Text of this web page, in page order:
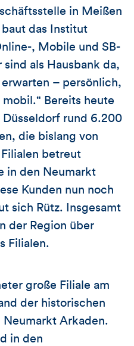
in Meißen
das Institut
, Mobile und SB-
sind als Hausbank da,
– persönlich,
Bereits heute
Düsseldorf rund 6.200
die bislang von
betreut
in den Neumarkt
Kunden nun noch
sich Rütz. Insgesamt
der Region über
Filialen.
große Filiale am
der historischen
Arkaden.
in den